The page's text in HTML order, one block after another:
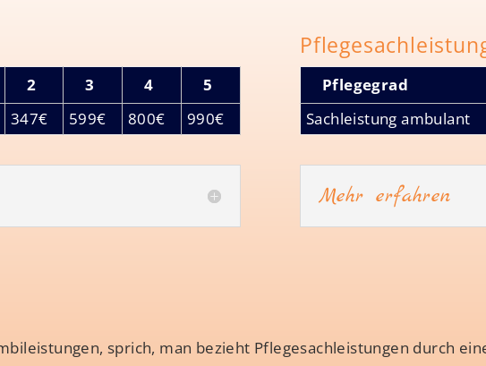
2 3 4
5
347€ 599€ 800€ 990€
Pflegegrad
Sachleistung ambulant
Mehr erfahren
sprich, man bezieht Pflegesachleistungen durch